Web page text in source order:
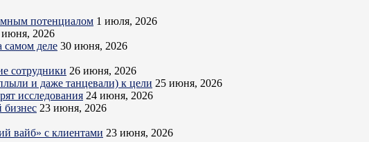
потенциалом 1 июля, 2026
июня, 2026
самом деле 30 июня, 2026
сотрудники 26 июня, 2026
и даже танцевали) к цели 25 июня, 2026
исследования 24 июня, 2026
бизнес 23 июня, 2026
вайб» с клиентами 23 июня, 2026